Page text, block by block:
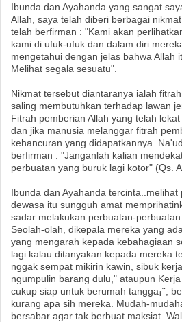
Ibunda dan Ayahanda yang sangat
Allah, saya telah diberi berbagai
telah berfirman : "Kami akan
kami di ufuk-ufuk dan dalam diri
mengetahui dengan jelas bahwa Allah
Melihat segala sesuatu".
Nikmat tersebut diantaranya ialah
saling membutuhkan terhadap lawan
Fitrah pemberian Allah yang telah
dan jika manusia melanggar fitrah
kehancuran yang
berfirman : "Janganlah kalian
perbuatan yang buruk lagi kotor" (Qs.
Ibunda dan Ayahanda
dewasa itu sungguh amat
sadar melakukan perbuatan-perbuatan
Seolah-olah, dikepala mereka yang
yang mengarah kepada kebahagiaan
lagi kalau ditanyakan kepada mereka
nggak sempat mikirin kawin, sibuk
ngumpulin barang dulu," ataupun
cukup siap untuk berumah tangga¡¨,
kurang apa sih mereka. Mudah-
bersabar agar tak berbuat maksiat.